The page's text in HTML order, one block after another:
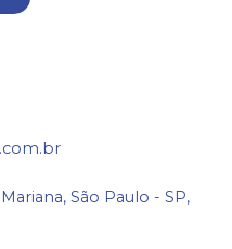
São Paulo - SP,